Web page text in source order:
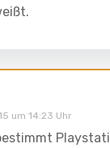
um 14:23 Uhr